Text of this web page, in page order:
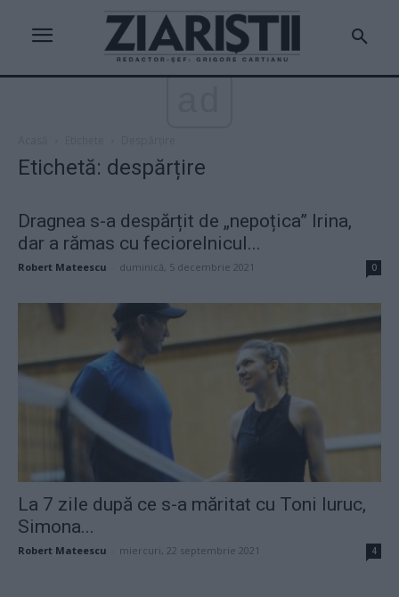
Etichetă: despărțire
Dragnea s-a despărțit de „nepoțica” Irina,
dar a rămas cu feciorelnicul...
Robert Mateescu duminică, 5 decembrie 2021 0
La 7 zile după ce s-a măritat cu Toni Iuruc,
Simona...
Robert Mateescu miercuri, 22 septembrie 2021 4